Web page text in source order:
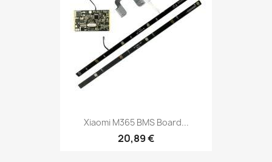
Xiaomi M365 BMS Board...
20,89 €